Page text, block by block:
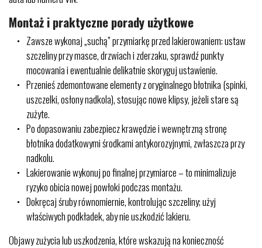
Montaż i praktyczne porady użytkowe
Zawsze wykonaj „suchą” przymiarkę przed lakierowaniem: ustaw
szczeliny przy masce, drzwiach i zderzaku, sprawdź punkty
mocowania i ewentualnie delikatnie skoryguj ustawienie.
Przenieś zdemontowane elementy z oryginalnego błotnika (spinki,
uszczelki, osłony nadkola), stosując nowe klipsy, jeżeli stare są
zużyte.
Po dopasowaniu zabezpiecz krawędzie i wewnętrzną stronę
błotnika dodatkowymi środkami antykorozyjnymi, zwłaszcza przy
nadkolu.
Lakierowanie wykonuj po finalnej przymiarce – to minimalizuje
ryzyko obicia nowej powłoki podczas montażu.
Dokręcaj śruby równomiernie, kontrolując szczeliny; użyj
właściwych podkładek, aby nie uszkodzić lakieru.
Objawy zużycia lub uszkodzenia, które wskazują na konieczność